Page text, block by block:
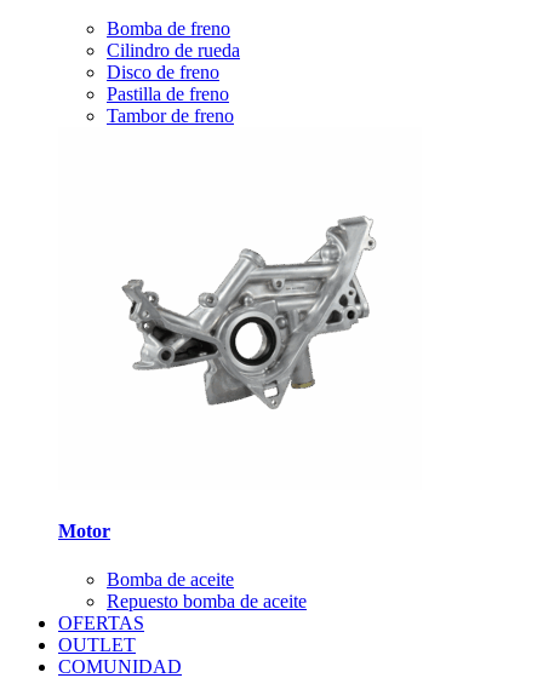
Bomba de freno
Cilindro de rueda
Disco de freno
Pastilla de freno
Tambor de freno
Motor
Bomba de aceite
Repuesto bomba de aceite
OFERTAS
OUTLET
COMUNIDAD